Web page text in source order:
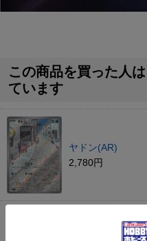
この商品を買った人
ています
ヤドン(AR)
2,780円
ニャスパー(AR)